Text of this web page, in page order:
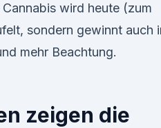
wird heute (zum
sondern gewinnt auch
mehr Beachtung.
zeigen die